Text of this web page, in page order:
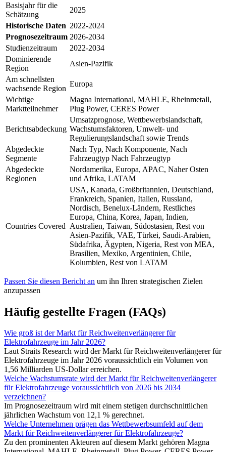
Basisjahr für die
Schätzung
2025
Historische Daten 2022-2024
Prognosezeitraum 2026-2034
Studienzeitraum
2022-2034
Dominierende
Region
Asien-Pazifik
Am schnellsten
wachsende Region
Europa
Wichtige
Marktteilnehmer
Magna International, MAHLE, Rheinmetall,
Plug Power, CERES Power
Berichtsabdeckung
Umsatzprognose, Wettbewerbslandschaft,
Wachstumsfaktoren, Umwelt- und
Regulierungslandschaft sowie Trends
Abgedeckte
Segmente
Nach Typ, Nach Komponente, Nach
Fahrzeugtyp Nach Fahrzeugtyp
Abgedeckte
Regionen
Nordamerika, Europa, APAC, Naher Osten
und Afrika, LATAM
Countries Covered
USA, Kanada, Großbritannien, Deutschland,
Frankreich, Spanien, Italien, Russland,
Nordisch, Benelux-Ländern, Restliches
Europa, China, Korea, Japan, Indien,
Australien, Taiwan, Südostasien, Rest von
Asien-Pazifik, VAE, Türkei, Saudi-Arabien,
Südafrika, Ägypten, Nigeria, Rest von MEA,
Brasilien, Mexiko, Argentinien, Chile,
Kolumbien, Rest von LATAM
Passen Sie diesen Bericht an um ihn Ihren strategischen Zielen
anzupassen
Häufig gestellte Fragen (FAQs)
Wie groß ist der Markt für Reichweitenverlängerer für
Elektrofahrzeuge im Jahr 2026?
Laut Straits Research wird der Markt für Reichweitenverlängerer für
Elektrofahrzeuge im Jahr 2026 voraussichtlich ein Volumen von
1,56 Milliarden US-Dollar erreichen.
Welche Wachstumsrate wird der Markt für Reichweitenverlängerer
für Elektrofahrzeuge voraussichtlich von 2026 bis 2034
verzeichnen?
Im Prognosezeitraum wird mit einem stetigen durchschnittlichen
jährlichen Wachstum von 12,1 % gerechnet.
Welche Unternehmen prägen das Wettbewerbsumfeld auf dem
Markt für Reichweitenverlängerer für Elektrofahrzeuge?
Zu den prominenten Akteuren auf diesem Markt gehören Magna